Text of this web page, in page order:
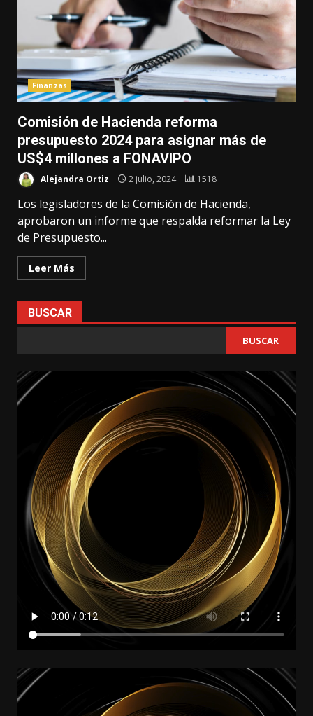
Finanzas
Comisión de Hacienda reforma
presupuesto 2024 para asignar más de
US$4 millones a FONAVIPO
Alejandra Ortiz 2 julio, 2024 1518
Los legisladores de la Comisión de Hacienda,
aprobaron un informe que respalda reformar la Ley
de Presupuesto...
Leer Más
BUSCAR
BUSCAR